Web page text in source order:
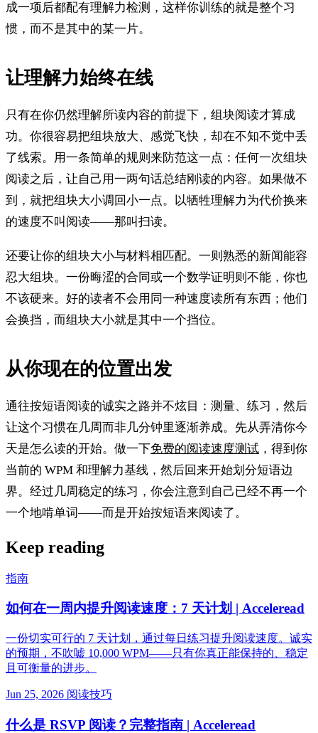
成一项后都配有理解力检测，这样你训练的就是整个习
惯，而不是其中的某一片。
让理解力始终在线
只有在你仍然理解所读内容的前提下，组块阅读才算成
功。你很容易把组块放大、感觉飞快，却在不知不觉中丢
了线索。用一条简单的规则来防范这一点：任何一次组块
阅读之后，让自己用一两句话总结刚读的内容。如果做不
到，就把组块大小调回小一点。以牺牲理解力为代价换来
的速度不叫阅读——那叫扫读。
还要让你的组块大小与材料相匹配。一则熟悉的新闻能容
忍大组块。一份晦涩的合同或一个数学证明则不能，你也
不该硬来。好的读者不会用同一种速度读所有东西；他们
会换挡，而组块大小就是其中一个挡位。
从你现在的位置出发
通往按短语阅读的诚实之路并不炫目：测量、练习，然后
让这个习惯在几周而非几分钟里逐渐养成。先从弄清你今
天是怎么读的开始。做一下免费的阅读速度测试 ，得到你
当前的 WPM 和理解力基线，然后回来开始划分短语边
界。经过几周稳定的练习，你会注意到自己已经不再一个
一个地啃单词——而是开始按短语来阅读了。
Keep reading
指南
如何在一周内提升阅读速度：7 天计划 | Acceleread
一份切实可行的 7 天计划，通过每日练习提升阅读速度。诚实
的预期，不吹嘘 10,000 WPM——只有你真正能保持的、稳定
且可衡量的进步。
Jun 25, 2026 阅读技巧
什么是 RSVP 阅读？完整指南 | Acceleread